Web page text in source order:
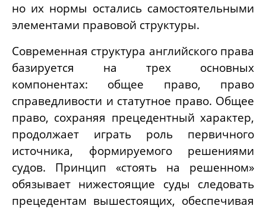
но их нормы остались самостоятельными
элементами правовой структуры.
Современная структура английского права
базируется на трех основных
компонентах: общее право, право
справедливости и статутное право. Общее
право, сохраняя прецедентный характер,
продолжает играть роль первичного
источника, формируемого решениями
судов. Принцип «стоять на решенном»
обязывает нижестоящие суды следовать
прецедентам вышестоящих, обеспечивая